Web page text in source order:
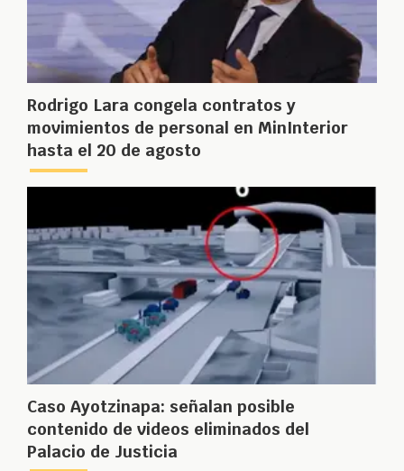
Rodrigo Lara congela contratos y
movimientos de personal en MinInterior
hasta el 20 de agosto
Caso Ayotzinapa: señalan posible
contenido de videos eliminados del
Palacio de Justicia